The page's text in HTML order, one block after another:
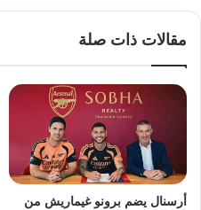
مقالات ذات صلة
أرسنال يضم برونو غيماريش من